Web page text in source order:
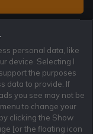
jag är 18+. Regler
Cookie Policy
Användarvilkor
personal data, like
device. Selecting I
the purposes
data to provide. If
you see may not be
to change your
clicking the Show
[or the floating icon